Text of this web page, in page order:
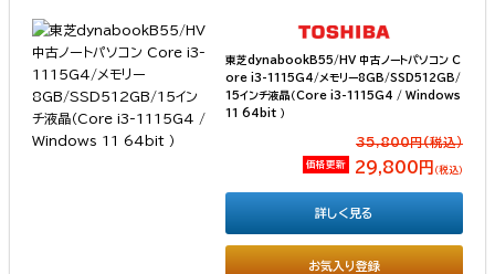
東芝dynabookB55/HV 中古ノートパソコン C
ore i3-1115G4/メモリー8GB/SSD512GB/
15インチ液晶（Core i3-1115G4 / Windows
11 64bit ）
35,800円(税込）
価格更新 29,800円 （税込）
お気入り登録
詳しく見る